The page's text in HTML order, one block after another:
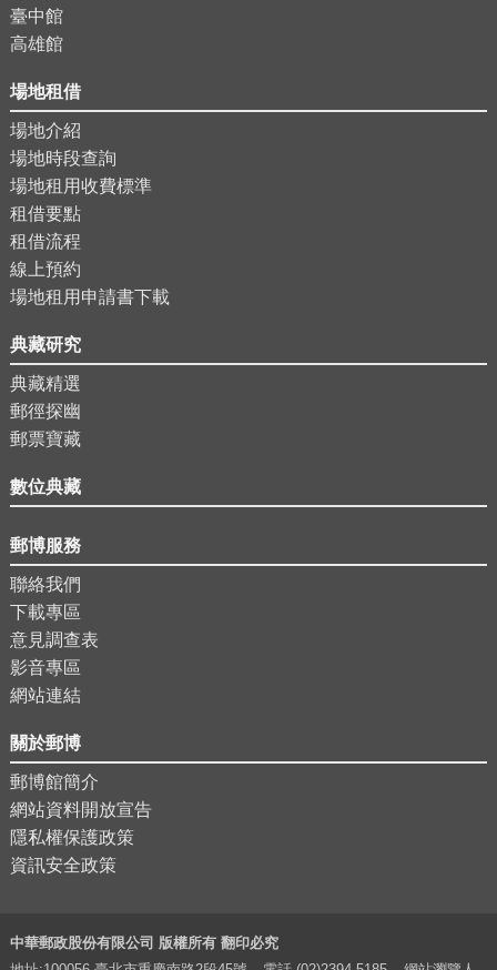
臺中館
高雄館
場地租借
場地介紹
場地時段查詢
場地租用收費標準
租借要點
租借流程
線上預約
場地租用申請書下載
典藏研究
典藏精選
郵徑探幽
郵票寶藏
數位典藏
郵博服務
聯絡我們
下載專區
意見調查表
影音專區
網站連結
關於郵博
郵博館簡介
網站資料開放宣告
隱私權保護政策
資訊安全政策
中華郵政股份有限公司 版權所有 翻印必究